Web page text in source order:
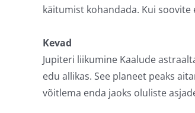
käitumist kohandada. Kui
Kevad
Jupiteri liikumine Kaalude
edu allikas. See planeet peaks
võitlema enda jaoks oluliste